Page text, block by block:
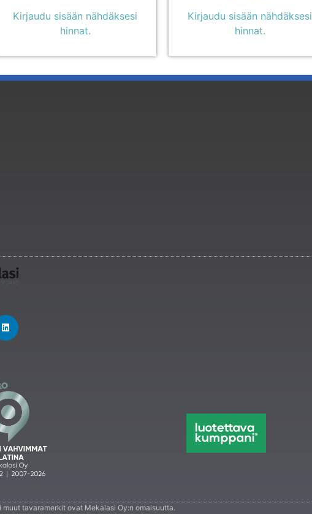
Kirjaudu sisään nähdäksesi
hinnat.
Kirjaudu sisään nähdäksesi
hinnat.
tavaramerkit ovat Mekalasi Oy:n omaisuutta.